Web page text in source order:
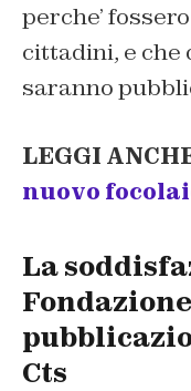
perche’
cittadini, e che
saranno
LEGGI
nuovo
La
Cts